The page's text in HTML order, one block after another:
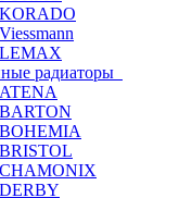
KORADO
Viessmann
LEMAX
радиаторы
ATENA
BARTON
BOHEMIA
BRISTOL
CHAMONIX
DERBY